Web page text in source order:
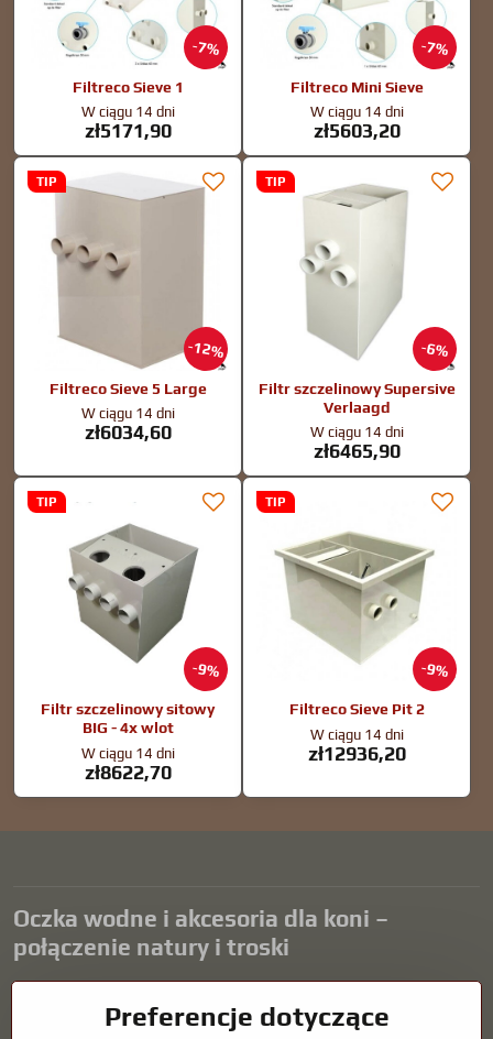
7%
Filtreco Sieve 1
W ciągu 14 dni
zł5171,90
7%
Filtreco Mini Sieve
W ciągu 14 dni
zł5603,20
12%
TIP
Filtreco Sieve 5 Large
W ciągu 14 dni
zł6034,60
6%
TIP
Filtr szczelinowy Supersive
Verlaagd
W ciągu 14 dni
zł6465,90
9%
TIP
Filtr szczelinowy sitowy
BIG - 4x wlot
W ciągu 14 dni
zł8622,70
9%
TIP
Filtreco Sieve Pit 2
W ciągu 14 dni
zł12936,20
Oczka wodne i akcesoria dla koni –
połączenie natury i troski
harmonijne środowisko sprzyjające relaksowi i życiu zwierząt
Preferencje dotyczące